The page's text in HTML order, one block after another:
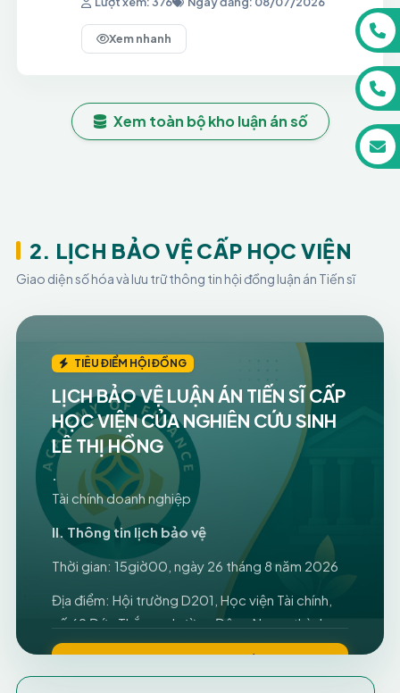
Xem nhanh
Xem toàn bộ kho luận án số
2. LỊCH BẢO VỆ CẤP HỌC VIỆN
Giao diện số hóa và lưu trữ thông tin hội đồng luận án Tiến sĩ
TIÊU ĐIỂM HỘI ĐỒNG
LỊCH BẢO VỆ LUẬN ÁN TIẾN SĨ CẤP
HỌC VIỆN CỦA NGHIÊN CỨU SINH
LÊ THỊ HỒNG
I. Thông tin nghiên cứu sinh và luận án:
Khóa đào tạo: 2023 đợt 3
: Năng lực tài chính của các doanh nghiệp
kết hợp kinh tế với quốc phòng, an ninh ở
Việt Nam
1. PGS.TS. Phạm Thị Thanh Hòa;
2. PGS.TS. Vũ Văn Tùng.
Bộ môn sinh hoạt chuyên môn
:
Tài chính doanh nghiệp
II. Thông tin lịch bảo vệ
Thời gian: 15giờ00, ngày 26 tháng 8 năm 2026
Địa điểm: Hội trường D201, Học viện Tài chính,
số 69 Đức Thắng, phường Đông Ngạc, thành
phố Hà Nội.
Học viện trân trọng kính mời Bộ môn sinh hoạt
chuyên môn (SHCM), nghiên cứu sinh của Bộ